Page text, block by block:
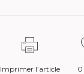
Imprimer l’article 0